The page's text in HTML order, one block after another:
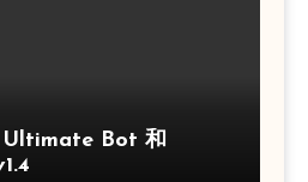
Ultimate Bot 和